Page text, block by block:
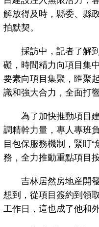
解放得及時，縣委、縣
拍默契。
採訪中，記者了解到
礙，時間精力向項目集
要素向項目集聚，匯聚
識和強大合力，全面打
為了加快推動項目建
調精幹力量，專人專班
目包保服務機制，緊盯“
務，全力推動重點項目
吉林居然房地産開發
想到，從項目簽約到領
工作日，這也成了他和